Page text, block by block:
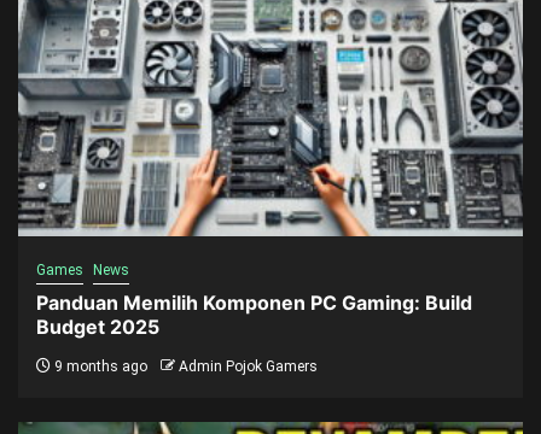
Games News
Panduan Memilih Komponen PC Gaming: Build
Budget 2025
9 months ago Admin Pojok Gamers